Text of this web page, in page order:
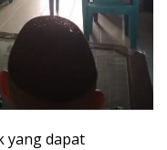
yang dapat